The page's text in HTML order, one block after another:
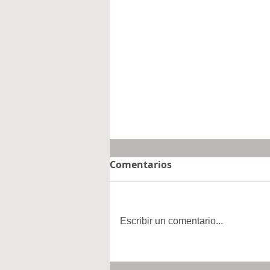
Interrupciones en la venta
Comentarios
Escribir un comentario...